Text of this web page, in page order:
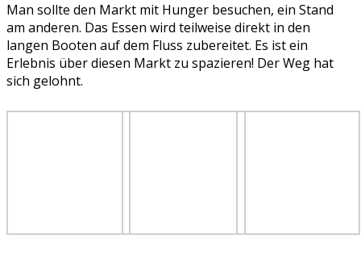
Man sollte den Markt mit Hunger besuchen, ein Stand
am anderen. Das Essen wird teilweise direkt in den
langen Booten auf dem Fluss zubereitet. Es ist ein
Erlebnis über diesen Markt zu spazieren! Der Weg hat
sich gelohnt.